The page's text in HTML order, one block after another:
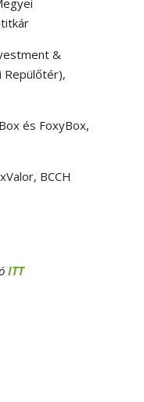
&
Repülőtér),
és FoxyBox,
BCCH
ITT